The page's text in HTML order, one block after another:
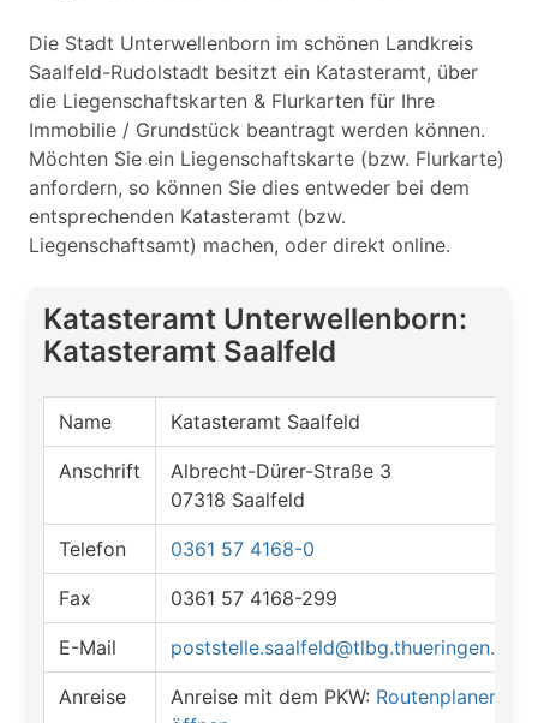
Die Stadt Unterwellenborn im schönen Landkreis
Saalfeld-Rudolstadt besitzt ein Katasteramt, über
die Liegenschaftskarten & Flurkarten für Ihre
Immobilie / Grundstück beantragt werden können.
Möchten Sie ein Liegenschaftskarte (bzw. Flurkarte)
anfordern, so können Sie dies entweder bei dem
entsprechenden Katasteramt (bzw.
Liegenschaftsamt) machen, oder direkt online.
Katasteramt Unterwellenborn:
Katasteramt Saalfeld
Name Katasteramt Saalfeld
Anschrift
Albrecht-Dürer-Straße 3
07318 Saalfeld
Telefon 0361 57 4168-0
Fax 0361 57 4168-299
E-Mail poststelle.saalfeld@tlbg.thueringen.de
Anreise Anreise mit dem PKW: Routenplaner